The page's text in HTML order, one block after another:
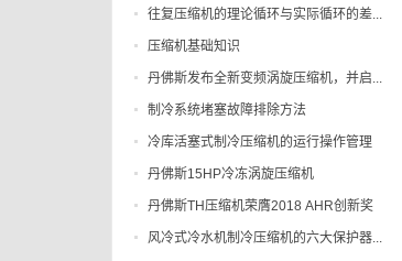
往复压缩机的理论循环与实际循环的差...
压缩机基础知识
丹佛斯发布全新变频涡旋压缩机，并启...
制冷系统堵塞故障排除方法
冷库活塞式制冷压缩机的运行操作管理
丹佛斯15HP冷冻涡旋压缩机
丹佛斯TH压缩机荣膺2018 AHR创新奖
风冷式冷水机制冷压缩机的六大保护器...